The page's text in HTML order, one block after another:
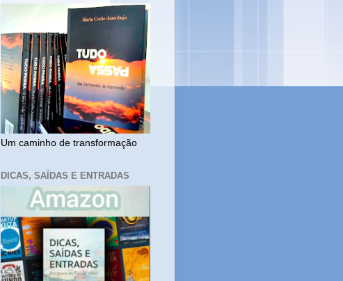
Um caminho de transformação
DICAS, SAÍDAS E ENTRADAS